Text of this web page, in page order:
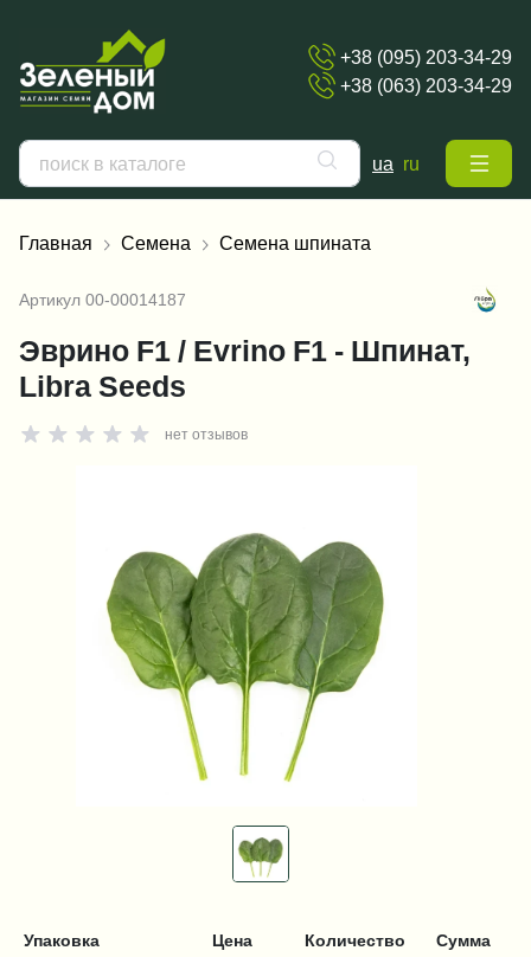
+38 (095) 203-34-29
+38 (063) 203-34-29
ua ru
Главная Семена Семена шпината
Артикул 00-00014187
Эврино F1 / Evrino F1 - Шпинат,
Libra Seeds
нет отзывов
Упаковка Цена Количество Сумма